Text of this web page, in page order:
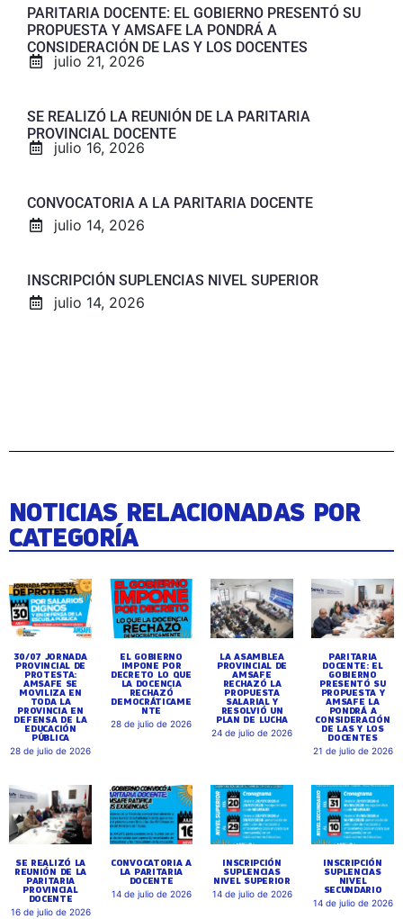
PARITARIA DOCENTE: EL GOBIERNO PRESENTÓ SU
PROPUESTA Y AMSAFE LA PONDRÁ A
CONSIDERACIÓN DE LAS Y LOS DOCENTES
julio 21, 2026
SE REALIZÓ LA REUNIÓN DE LA PARITARIA
PROVINCIAL DOCENTE
julio 16, 2026
CONVOCATORIA A LA PARITARIA DOCENTE
julio 14, 2026
INSCRIPCIÓN SUPLENCIAS NIVEL SUPERIOR
julio 14, 2026
NOTICIAS RELACIONADAS POR
CATEGORÍA
30/07 JORNADA
PROVINCIAL DE
PROTESTA:
AMSAFE SE
MOVILIZA EN
TODA LA
PROVINCIA EN
DEFENSA DE LA
EDUCACIÓN
PÚBLICA
28 de julio de 2026
EL GOBIERNO
IMPONE POR
DECRETO LO QUE
LA DOCENCIA
RECHAZÓ
DEMOCRÁTICAME
NTE
28 de julio de 2026
LA ASAMBLEA
PROVINCIAL DE
AMSAFE
RECHAZÓ LA
PROPUESTA
SALARIAL Y
RESOLVIÓ UN
PLAN DE LUCHA
24 de julio de 2026
PARITARIA
DOCENTE: EL
GOBIERNO
PRESENTÓ SU
PROPUESTA Y
AMSAFE LA
PONDRÁ A
CONSIDERACIÓN
DE LAS Y LOS
DOCENTES
21 de julio de 2026
SE REALIZÓ LA
REUNIÓN DE LA
PARITARIA
PROVINCIAL
DOCENTE
16 de julio de 2026
CONVOCATORIA A
LA PARITARIA
DOCENTE
14 de julio de 2026
INSCRIPCIÓN
SUPLENCIAS
NIVEL SUPERIOR
14 de julio de 2026
INSCRIPCIÓN
SUPLENCIAS
NIVEL
SECUNDARIO
14 de julio de 2026